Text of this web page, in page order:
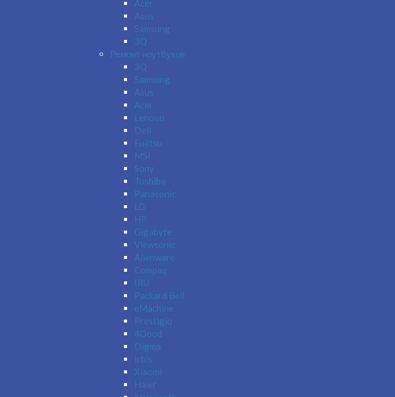
Acer
Asus
Samsung
3Q
Ремонт ноутбуков
3Q
Samsung
Asus
Acer
Lenovo
Dell
Fujitsu
MSI
Sony
Toshiba
Panasonic
LG
HP
Gigabyte
Viewsonic
Alienware
Compaq
IRU
Packard Bell
eMachine
Prestigio
4Good
Digma
Irbis
Xiaomi
Haier